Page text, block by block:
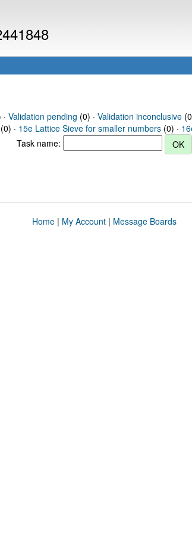
Validation pending (0) · Validation inconclusive
(0) · 15e Lattice Sieve for smaller numbers (0) ·
Task name:
Home| My Account| Message Boards